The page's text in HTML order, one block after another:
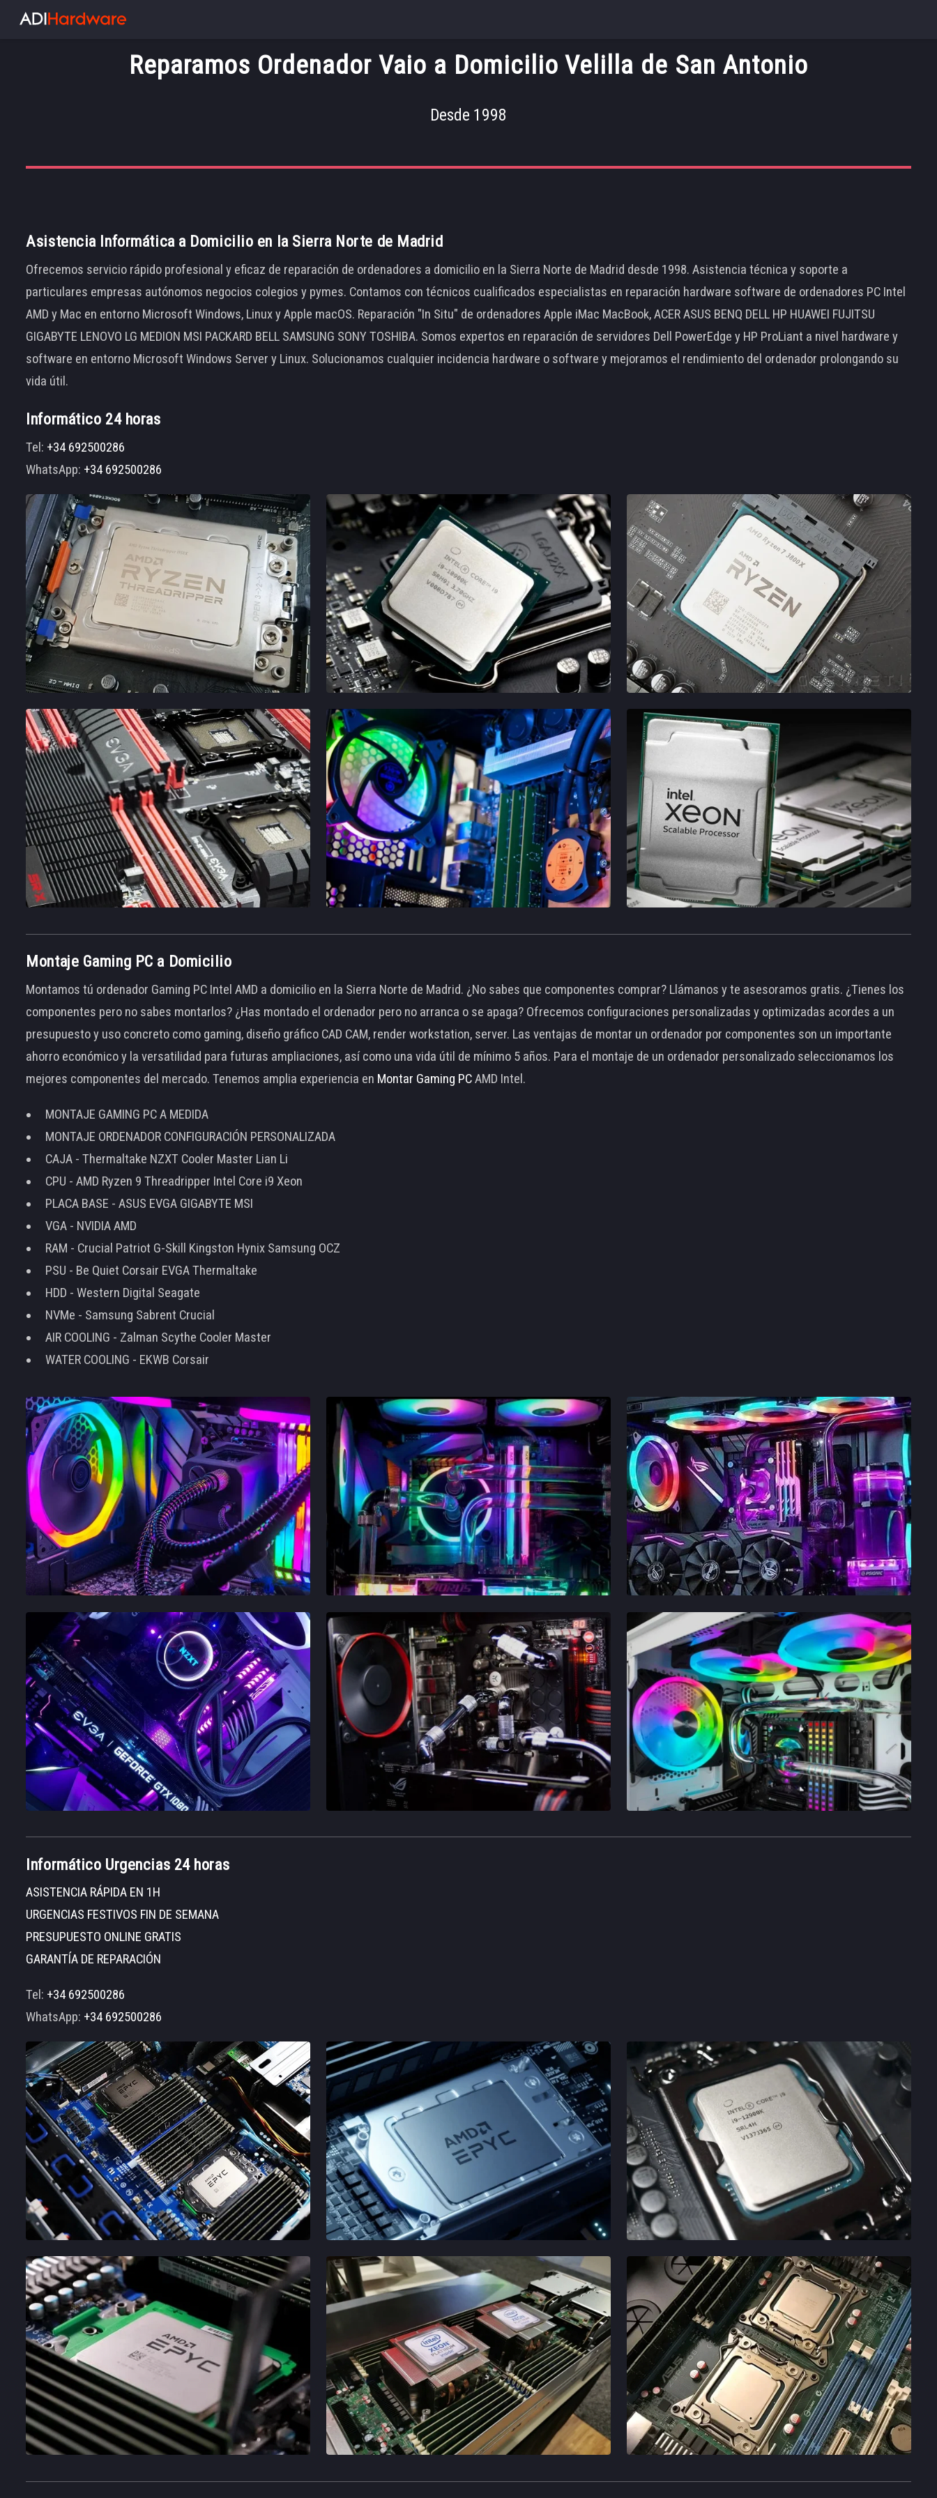
Reparamos Ordenador Vaio a Domicilio Velilla de San Antonio
Desde 1998
Asistencia Informática a Domicilio en la Sierra Norte de Madrid
Ofrecemos servicio rápido profesional y eficaz de reparación de ordenadores a domicilio en la Sierra Norte de Madrid desde 1998. Asistencia técnica y soporte a
particulares empresas autónomos negocios colegios y pymes. Contamos con técnicos cualificados especialistas en reparación hardware software de ordenadores PC Intel
AMD y Mac en entorno Microsoft Windows, Linux y Apple macOS. Reparación "In Situ" de ordenadores Apple iMac MacBook, ACER ASUS BENQ DELL HP HUAWEI FUJITSU
GIGABYTE LENOVO LG MEDION MSI PACKARD BELL SAMSUNG SONY TOSHIBA. Somos expertos en reparación de servidores Dell PowerEdge y HP ProLiant a nivel hardware y
software en entorno Microsoft Windows Server y Linux. Solucionamos cualquier incidencia hardware o software y mejoramos el rendimiento del ordenador prolongando su
vida útil.
Informático 24 horas
Tel: +34 692500286
WhatsApp: +34 692500286
Montaje Gaming PC a Domicilio
Montamos tú ordenador Gaming PC Intel AMD a domicilio en la Sierra Norte de Madrid. ¿No sabes que componentes comprar? Llámanos y te asesoramos gratis. ¿Tienes los
componentes pero no sabes montarlos? ¿Has montado el ordenador pero no arranca o se apaga? Ofrecemos configuraciones personalizadas y optimizadas acordes a un
presupuesto y uso concreto como gaming, diseño gráfico CAD CAM, render workstation, server. Las ventajas de montar un ordenador por componentes son un importante
ahorro económico y la versatilidad para futuras ampliaciones, así como una vida útil de mínimo 5 años. Para el montaje de un ordenador personalizado seleccionamos los
mejores componentes del mercado. Tenemos amplia experiencia en Montar Gaming PCAMD Intel.
MONTAJE GAMING PC A MEDIDA
MONTAJE ORDENADOR CONFIGURACIÓN PERSONALIZADA
CAJA - Thermaltake NZXT Cooler Master Lian Li
CPU - AMD Ryzen 9 Threadripper Intel Core i9 Xeon
PLACA BASE - ASUS EVGA GIGABYTE MSI
VGA - NVIDIA AMD
RAM - Crucial Patriot G-Skill Kingston Hynix Samsung OCZ
PSU - Be Quiet Corsair EVGA Thermaltake
HDD - Western Digital Seagate
NVMe - Samsung Sabrent Crucial
AIR COOLING - Zalman Scythe Cooler Master
WATER COOLING - EKWB Corsair
Informático Urgencias 24 horas
ASISTENCIA RÁPIDA EN 1H
URGENCIAS FESTIVOS FIN DE SEMANA
PRESUPUESTO ONLINE GRATIS
GARANTÍA DE REPARACIÓN
Tel: +34 692500286
WhatsApp: +34 692500286